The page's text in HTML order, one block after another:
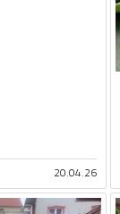
20.04.26